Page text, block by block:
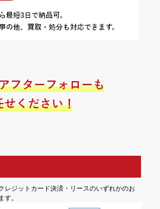
レジットカード決済・リースのいずれかのお
す。